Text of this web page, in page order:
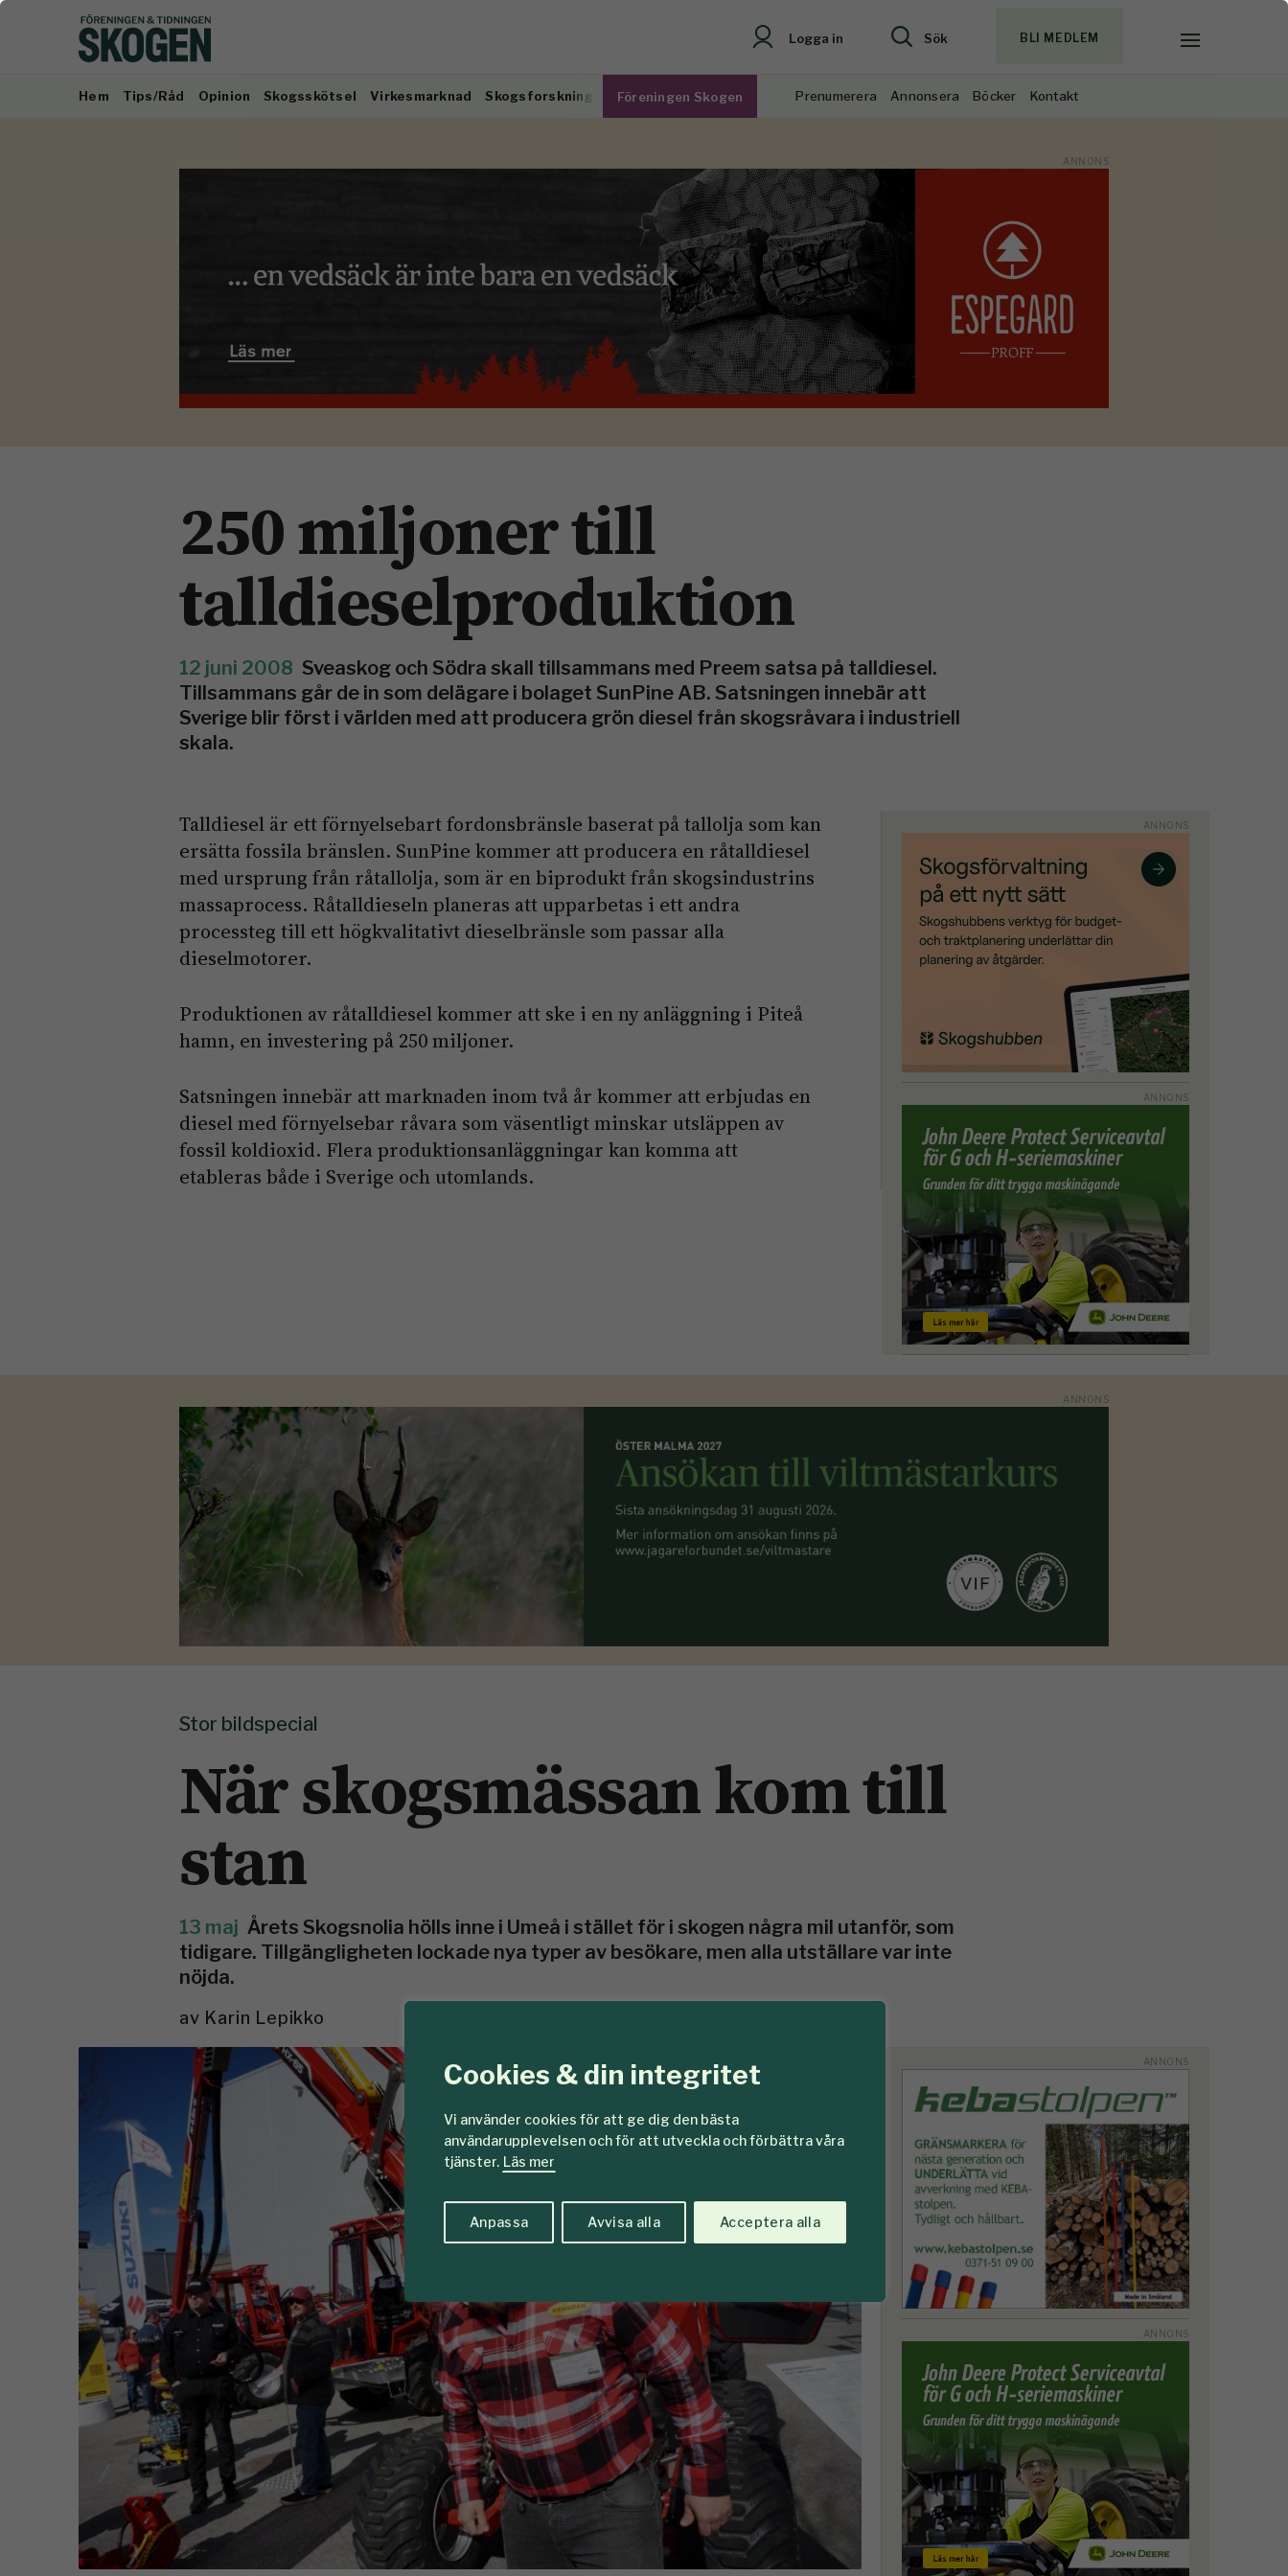
Cookies & din integritet
Vi använder cookies för att ge dig den bästa
användarupplevelsen och för att utveckla och förbättra våra
tjänster. Läs mer
Anpassa Avvisa alla Acceptera alla
Logga in Sök BLI MEDLEM
Hem Tips/Råd Opinion Skogsskötsel Virkesmarknad Skogsforskning Föreningen Skogen Prenumerera Annonsera Böcker Kontakt
250 miljoner till
talldieselproduktion
12 juni 2008 Sveaskog och Södra skall tillsammans med Preem satsa på talldiesel.
Tillsammans går de in som delägare i bolaget SunPine AB. Satsningen innebär att
Sverige blir först i världen med att producera grön diesel från skogsråvara i industriell
skala.
Talldiesel är ett förnyelsebart fordonsbränsle baserat på tallolja som kan
ersätta fossila bränslen. SunPine kommer att producera en råtalldiesel
med ursprung från råtallolja, som är en biprodukt från skogsindustrins
massaprocess. Råtalldieseln planeras att upparbetas i ett andra
processteg till ett högkvalitativt dieselbränsle som passar alla
dieselmotorer.
Produktionen av råtalldiesel kommer att ske i en ny anläggning i Piteå
hamn, en investering på 250 miljoner.
Satsningen innebär att marknaden inom två år kommer att erbjudas en
diesel med förnyelsebar råvara som väsentligt minskar utsläppen av
fossil koldioxid. Flera produktionsanläggningar kan komma att
etableras både i Sverige och utomlands.
Stor bildspecial
När skogsmässan kom till
stan
13 maj Årets Skogsnolia hölls inne i Umeå i stället för i skogen några mil utanför, som
tidigare. Tillgängligheten lockade nya typer av besökare, men alla utställare var inte
nöjda.
av Karin Lepikko